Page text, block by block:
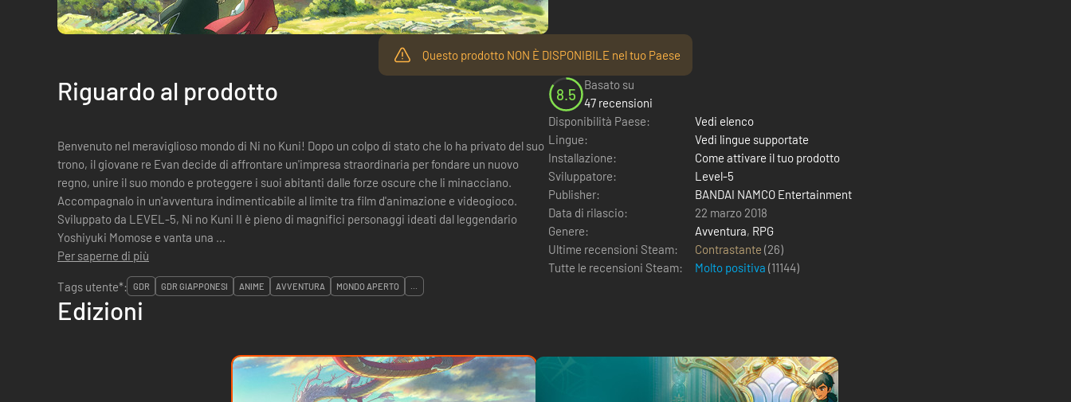
Questo prodotto NON È DISPONIBILE nel tuo Paese
Riguardo al prodotto
Benvenuto nel meraviglioso mondo di Ni no Kuni! Dopo un colpo di stato che lo ha privato del suo
trono, il giovane re Evan decide di affrontare un'impresa straordinaria per fondare un nuovo
regno, unire il suo mondo e proteggere i suoi abitanti dalle forze oscure che li minacciano.
Accompagnalo in un'avventura indimenticabile al limite tra film d'animazione e videogioco.
Sviluppato da LEVEL-5, Ni no Kuni II è pieno di magnifici personaggi ideati dal leggendario
Yoshiyuki Momose e vanta una ...
Per saperne di più
8.5
Basato su
47 recensioni
Disponibilità Paese:
Vedi elenco
Lingue:
Vedi lingue supportate
Installazione:
Come attivare il tuo prodotto
Sviluppatore:
Level-5
Publisher:
BANDAI NAMCO Entertainment
Data di rilascio:
22 marzo 2018
Genere:
Avventura, RPG
Ultime recensioni Steam:
Contrastante (26)
Tutte le recensioni Steam:
Molto positiva (11144)
Tags utente*:
GDR GDR GIAPPONESI ANIME AVVENTURA MONDO APERTO ...
Edizioni